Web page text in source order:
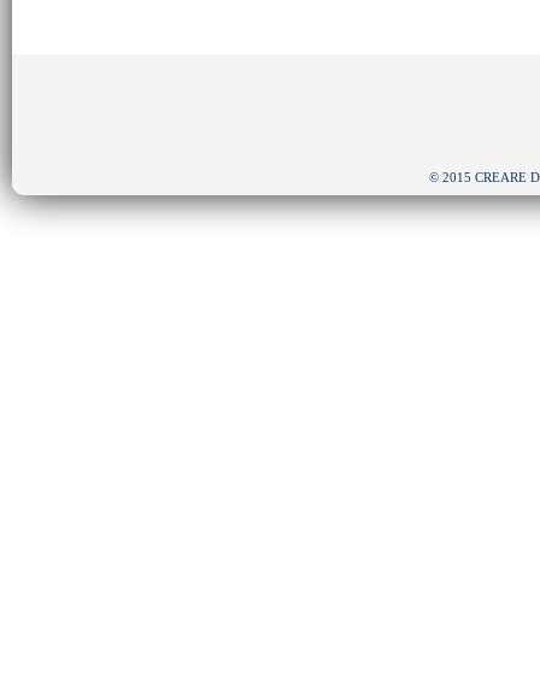
© 2015 CREARE